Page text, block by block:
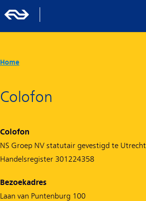
Home
Colofon
Colofon
NS Groep NV statutair gevestigd te Utrecht
Handelsregister 301224358
Bezoekadres
Laan van Puntenburg 100